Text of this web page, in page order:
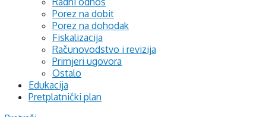
Porez na dobit
Porez na dohodak
Fiskalizacija
Računovodstvo i revizija
Primjeri ugovora
Ostalo
Edukacija
Pretplatnički plan